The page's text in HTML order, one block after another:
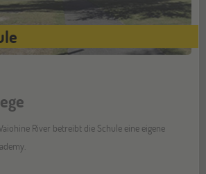
JuBi
JuBi
River betreibt die Schule eine eigene